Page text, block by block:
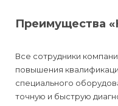
Преимущества
Все сотрудники
повышения
специального
точную и быструю